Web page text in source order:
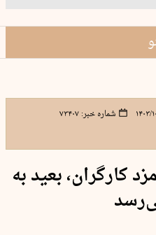
۱۰/۱۳ شماره خبر:۷۳۴۰۷
کارگران، بعید به